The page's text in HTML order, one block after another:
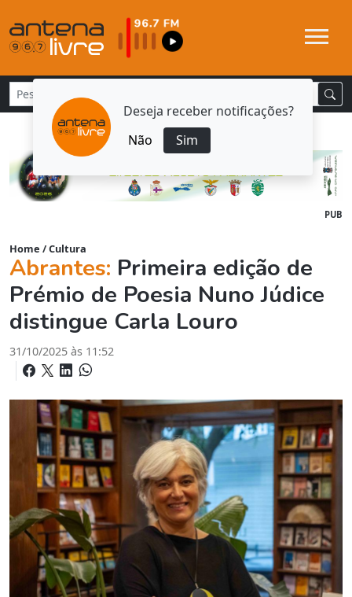
Deseja receber notificações?
Não
Sim
PUB
Home /Cultura
Abrantes: Primeira edição de
Prémio de Poesia Nuno Júdice
distingue Carla Louro
31/10/2025 às 11:52